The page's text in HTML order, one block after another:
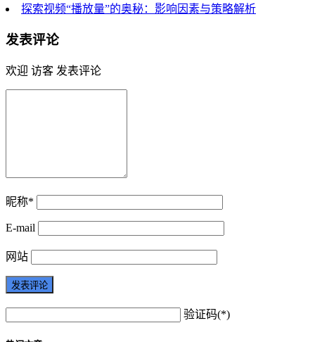
探索视频“播放量”的奥秘：影响因素与策略解析
发表评论
欢迎 访客 发表评论
昵称*
E-mail
网站
验证码(*)